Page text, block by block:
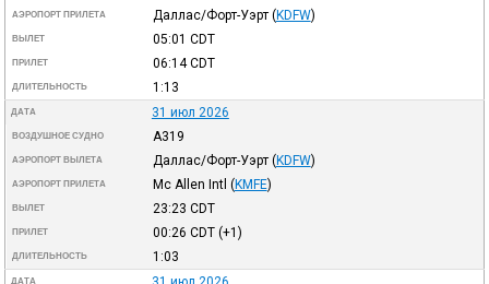
АЭРОПОРТ ПРИЛЕТА Даллас/Форт-Уэрт (KDFW)
ВЫЛЕТ 05:01 CDT
ПРИЛЕТ 06:14CDT
ДЛИТЕЛЬНОСТЬ 1:13
ДАТА 31 июл 2026
ВОЗДУШНОЕ СУДНО A319
АЭРОПОРТ ВЫЛЕТА Даллас/Форт-Уэрт (KDFW)
АЭРОПОРТ ПРИЛЕТА Mc Allen Intl (KMFE)
ВЫЛЕТ 23:23 CDT
ПРИЛЕТ 00:26 CDT(+1)
ДЛИТЕЛЬНОСТЬ 1:03
ДАТА